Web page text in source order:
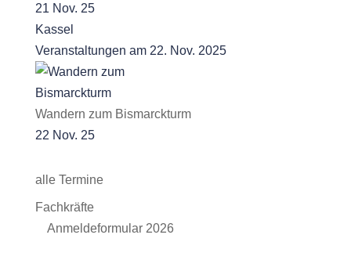
21 Nov. 25
Kassel
Veranstaltungen am 22. Nov. 2025
Wandern zum Bismarckturm
22 Nov. 25
alle Termine
Fachkräfte
Anmeldeformular 2026